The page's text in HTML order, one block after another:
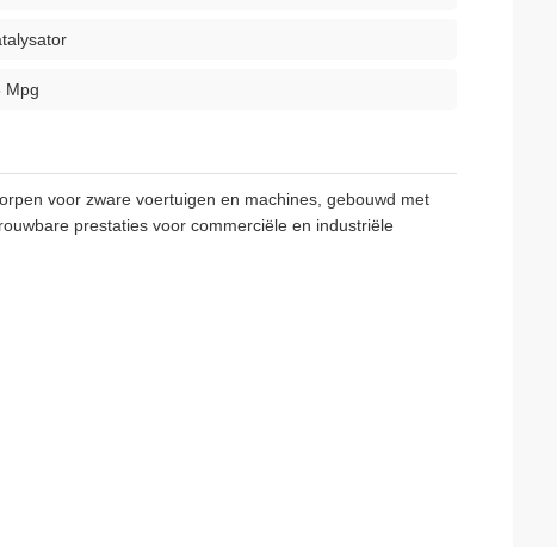
Mpg
voor zware voertuigen en machines, gebouwd met
prestaties voor commerciële en industriële